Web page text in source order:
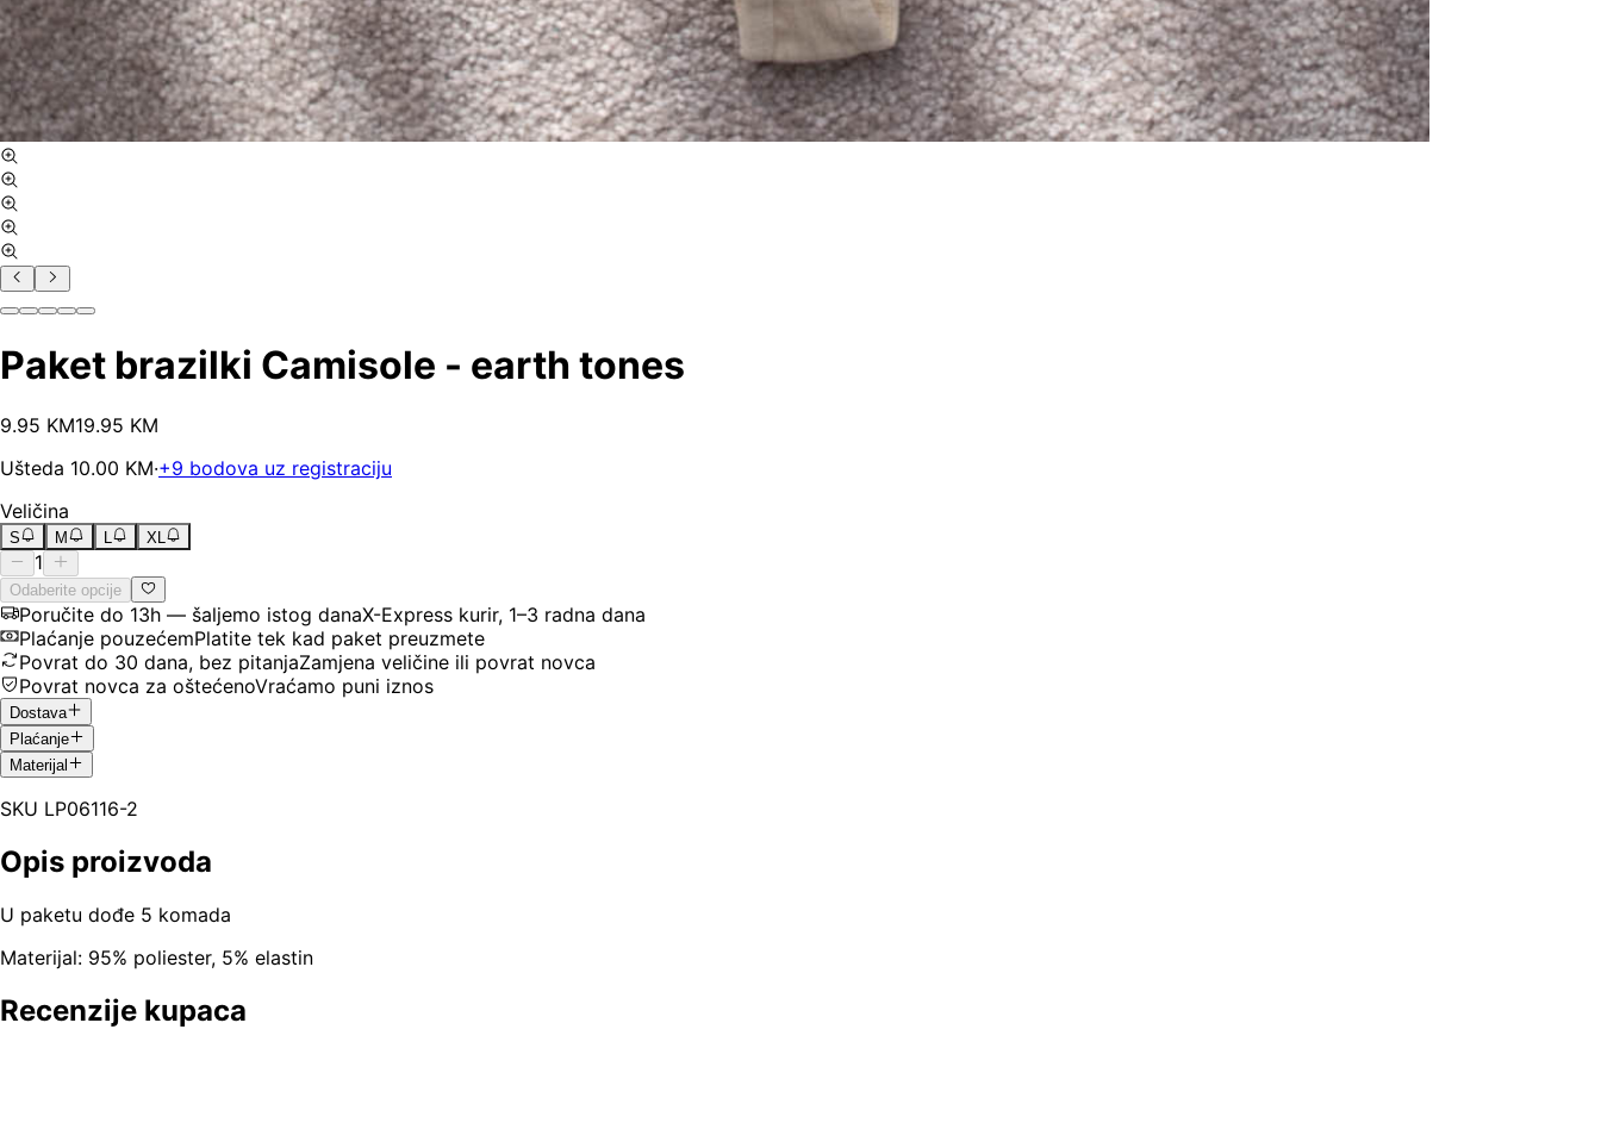
Paket brazilki Camisole - earth tones
9.95 KM19.95 KM
Ušteda 10.00 KM·+9 bodova uz registraciju
Veličina
S M L XL
1
Odaberite opcije
Poručite do 13h — šaljemo istog danaX-Express kurir, 1–3 radna dana
Plaćanje pouzećemPlatite tek kad paket preuzmete
Povrat do 30 dana, bez pitanjaZamjena veličine ili povrat novca
Povrat novca za oštećenoVraćamo puni iznos
Dostava
Plaćanje
Materijal
SKU LP06116-2
Opis proizvoda
U paketu dođe 5 komada
Materijal: 95% poliester, 5% elastin
Recenzije kupaca